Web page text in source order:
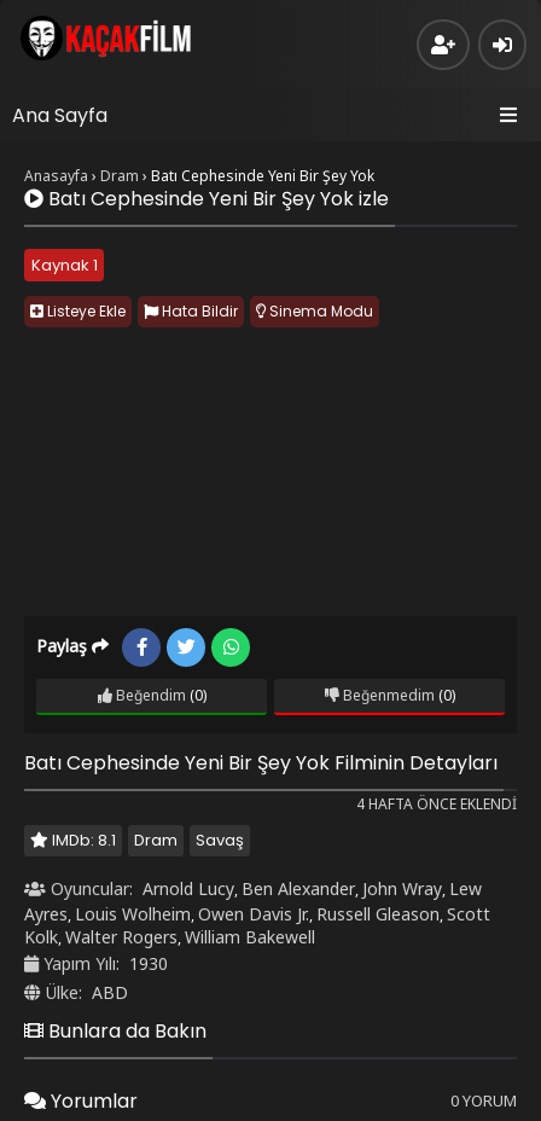
Ana Sayfa
Anasayfa › Dram › Batı Cephesinde Yeni Bir Şey Yok
Batı Cephesinde Yeni Bir Şey Yok izle
Kaynak 1
Listeye Ekle Hata Bildir Sinema Modu
Paylaş
Beğendim (0) Beğenmedim (0)
Batı Cephesinde Yeni Bir Şey Yok Filminin Detayları
4 HAFTA ÖNCE EKLENDI
IMDb: 8.1 Dram Savaş
Oyuncular: Arnold Lucy, Ben Alexander, John Wray, Lew
Ayres, Louis Wolheim,Owen Davis Jr., Russell Gleason,Scott
Kolk,Walter Rogers,William Bakewell
Yapım Yılı: 1930
Ülke: ABD
Bunlara da Bakın
Yorumlar 0 YORUM